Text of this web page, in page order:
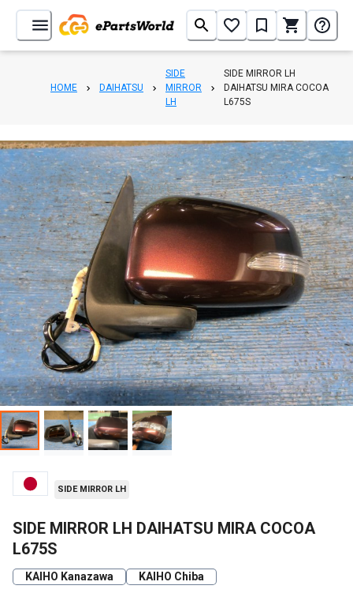
HOME DAIHATSU
SIDE
MIRROR
LH
SIDE MIRROR LH
DAIHATSU MIRA COCOA
L675S
1 4
SIDE MIRROR LH
SIDE MIRROR LH DAIHATSU MIRA COCOA
L675S
KAIHO Kanazawa KAIHO Chiba